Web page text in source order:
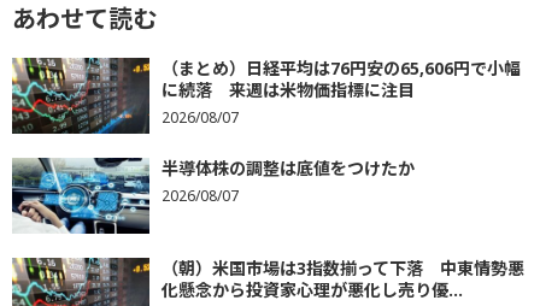
あわせて読む
（まとめ）日経平均は76円安の65,606円で小幅
に続落 来週は米物価指標に注目
2026/08/07
半導体株の調整は底値をつけたか
2026/08/07
（朝）米国市場は3指数揃って下落 中東情勢悪
化懸念から投資家心理が悪化し売り優...